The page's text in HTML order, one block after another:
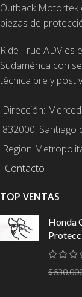
Outback Motortek
piezas de
Ride True ADV es
Sudamérica con
técnica pre y post
Dirección:
832000, Santiago
Region
Contacto
TOP VENTAS
Honda
$